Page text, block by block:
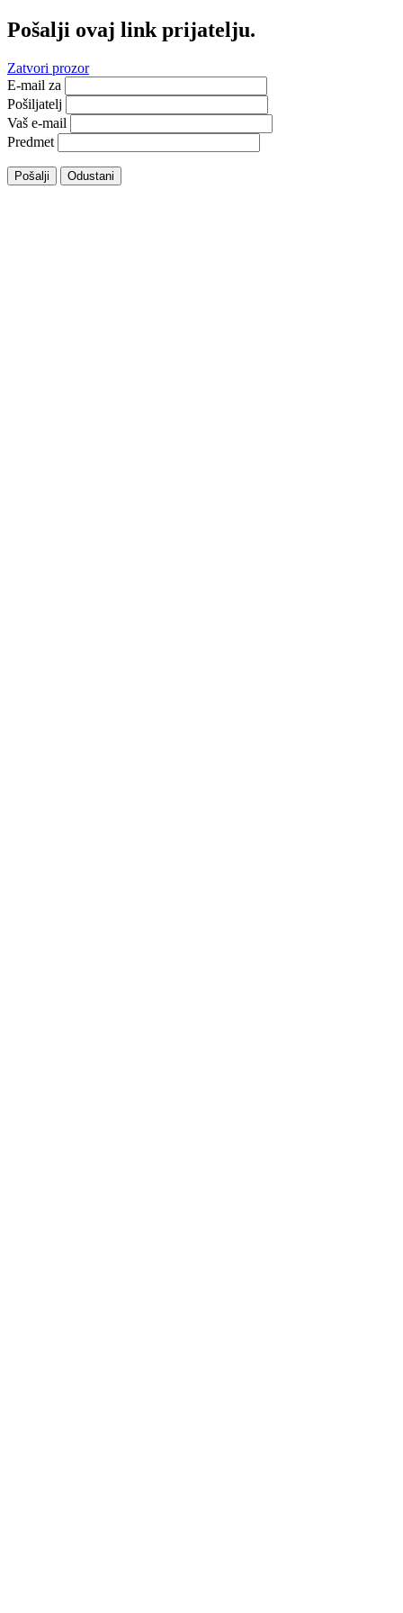
Pošalji ovaj link prijatelju.
Zatvori prozor
E-mail za
Pošiljatelj
Vaš e-mail
Predmet
Pošalji Odustani